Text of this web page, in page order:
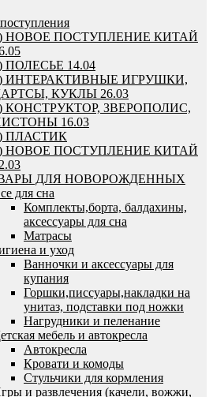
НОВОЕ ПОСТУПЛЕНИЕ КИТАЙ
ПОЛЕСЬЕ 14.04
ИНТЕРАКТИВНЫЕ ИГРУШКИ,
КУКЛЫ 26.03
КОНСТРУКТОР, ЗВЕРОПОЛИС,
16.03
ПЛАСТИК
НОВОЕ ПОСТУПЛЕНИЕ КИТАЙ
ДЛЯ НОВОРОЖДЕННЫХ
для сна
Комплекты,борта, балдахины,
аксессуары для сна
Матрасы
и уход
Ванночки и аксессуары для
купания
Горшки,писсуары,накладки на
унитаз, подставки под ножки
Нагрудники и пеленание
мебель и автокресла
Автокресла
Кровати и комоды
Стульчики для кормления
и развлечения (качели, вожжи,